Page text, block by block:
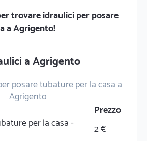
trovare idraulici per posare
a Agrigento!
a Agrigento
posare tubature per la casa a
Agrigento
Prezzo
per la casa -
2 €